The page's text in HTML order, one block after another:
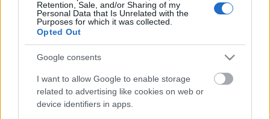
Retention, Sale, and/or Sharing of my
Personal Data that Is Unrelated with the
Purposes for which it was collected.
Opted Out
Google consents
I want to allow Google to enable storage
related to advertising like cookies on web or
device identifiers in apps.
Löwenfeld Emese• 2012. július 25.
Miközben a világ az online média, és a web2
büvkörében él, a nemzetközi sportszervezetek
platformokon való megjelenését, de itthon ennél
még rosszabb a helyzet, mintha az Olimpiai
szövetség nem is venne tudomást ezekről. Pedig